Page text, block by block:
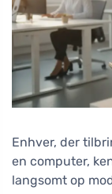
Enhver, der
en computer,
langsomt op